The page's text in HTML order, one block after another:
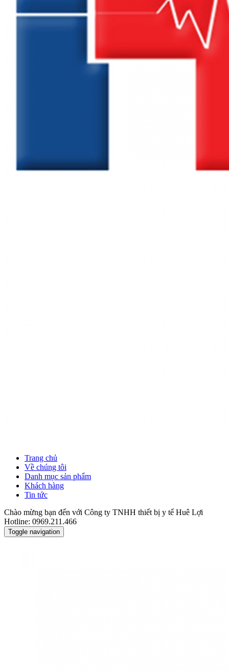
Trang chủ
Về chúng tôi
Danh mục sản phẩm
Khách hàng
Tin tức
Chào mừng bạn đến với Công ty TNHH thiết bị y tế Huê Lợi
Hotline: 0969.211.466
Toggle navigation